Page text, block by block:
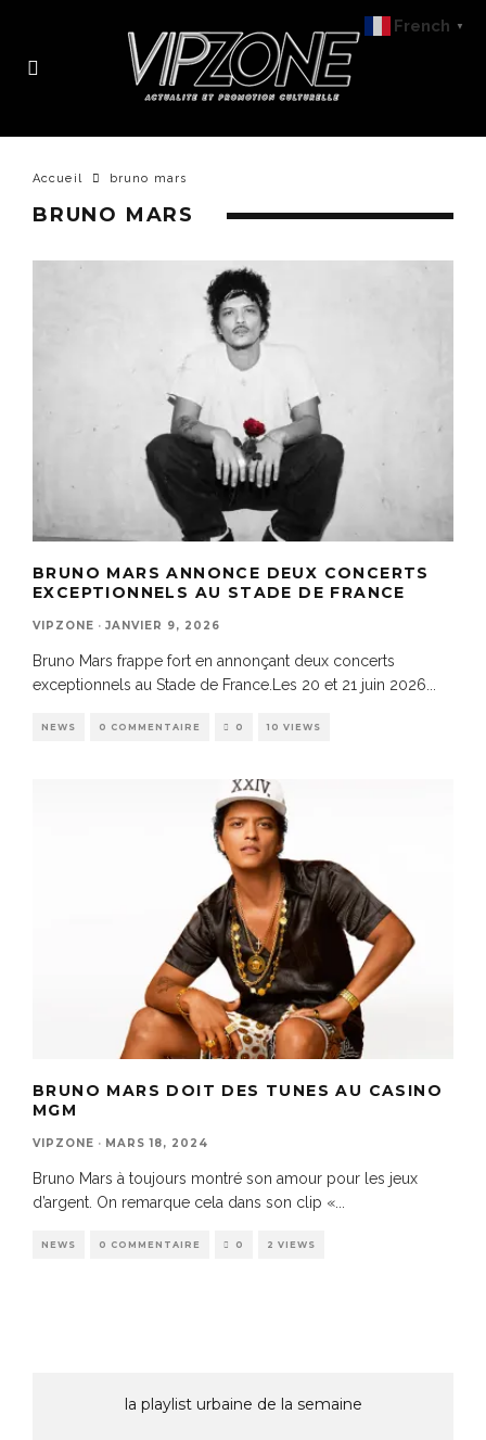
Accueil bruno mars
BRUNO MARS
BRUNO MARS ANNONCE DEUX CONCERTS
EXCEPTIONNELS AU STADE DE FRANCE
VIPZONE · JANVIER 9, 2026
Bruno Mars frappe fort en annonçant deux concerts
exceptionnels au Stade de France.Les 20 et 21 juin 2026
NEWS 0 COMMENTAIRE 0 10 VIEWS
BRUNO MARS DOIT DES TUNES AU CASINO
MGM
VIPZONE · MARS 18, 2024
Bruno Mars à toujours montré son amour pour les jeux
d’argent. On remarque cela dans son clip «...
NEWS 0 COMMENTAIRE 0 2 VIEWS
la playlist urbaine de la semaine
French ▼